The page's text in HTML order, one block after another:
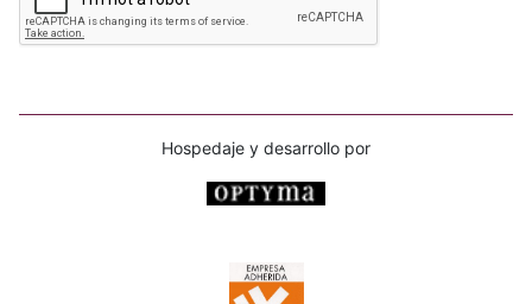
Hospedaje y desarrollo por